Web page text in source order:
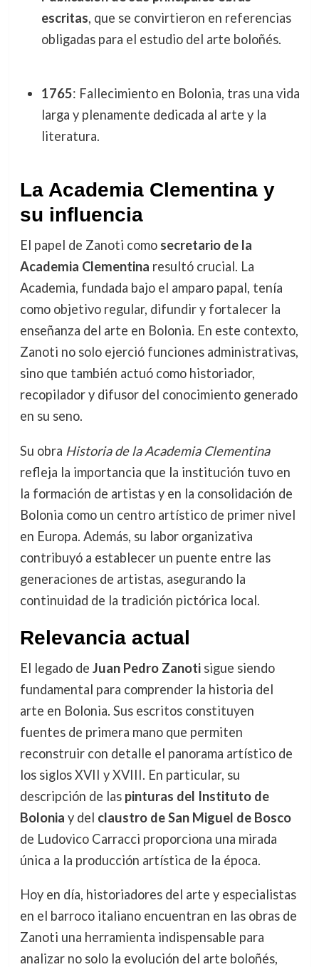
escritas, que se convirtieron en referencias
obligadas para el estudio del arte boloñés.
1765: Fallecimiento en Bolonia, tras una vida
larga y plenamente dedicada al arte y la
literatura.
La Academia Clementina y
su influencia
El papel de Zanoti como secretario de la
Academia Clementina resultó crucial. La
Academia, fundada bajo el amparo papal, tenía
como objetivo regular, difundir y fortalecer la
enseñanza del arte en Bolonia. En este contexto,
Zanoti no solo ejerció funciones administrativas,
sino que también actuó como historiador,
recopilador y difusor del conocimiento generado
en su seno.
Su obra Historia de la Academia Clementina
refleja la importancia que la institución tuvo en
la formación de artistas y en la consolidación de
Bolonia como un centro artístico de primer nivel
en Europa. Además, su labor organizativa
contribuyó a establecer un puente entre las
generaciones de artistas, asegurando la
continuidad de la tradición pictórica local.
Relevancia actual
El legado de Juan Pedro Zanotisigue siendo
fundamental para comprender la historia del
arte en Bolonia. Sus escritos constituyen
fuentes de primera mano que permiten
reconstruir con detalle el panorama artístico de
los siglos XVII y XVIII. En particular, su
descripción de las pinturas del Instituto de
Bolonia y del claustro de San Miguel de Bosco
de Ludovico Carracci proporciona una mirada
única a la producción artística de la época.
Hoy en día, historiadores del arte y especialistas
en el barroco italiano encuentran en las obras de
Zanoti una herramienta indispensable para
analizar no solo la evolución del arte boloñés,